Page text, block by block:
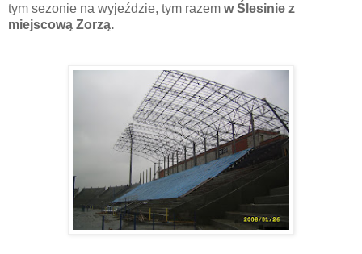
tym sezonie na wyjeździe, tym razem w Ślesinie z
miejscową Zorzą.